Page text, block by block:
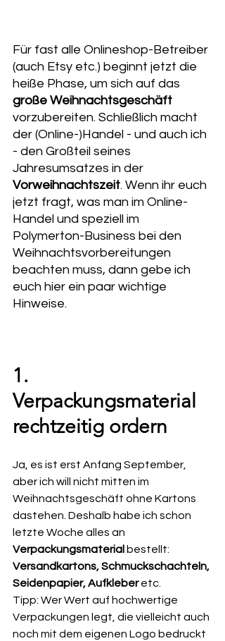
Für fast alle Onlineshop-Betreiber
(auch Etsy etc.) beginnt jetzt die
heiße Phase, um sich auf das
große Weihnachtsgeschäft
vorzubereiten. Schließlich macht
der (Online-)Handel - und auch ich
- den Großteil seines
Jahresumsatzes in der
Vorweihnachtszeit. Wenn ihr euch
jetzt fragt, was man im Online-
Handel und speziell im
Polymerton-Business bei den
Weihnachtsvorbereitungen
beachten muss, dann gebe ich
euch hier ein paar wichtige
Hinweise.
1.
Verpackungsmaterial
rechtzeitig ordern
Ja, es ist erst Anfang September,
aber ich will nicht mitten im
Weihnachtsgeschäft ohne Kartons
dastehen. Deshalb habe ich schon
letzte Woche alles an
Verpackungsmaterial bestellt:
Versandkartons, Schmuckschachteln,
Seidenpapier, Aufkleber etc.
Tipp: Wer Wert auf hochwertige
Verpackungen legt, die vielleicht auch
noch mit dem eigenen Logo bedruckt